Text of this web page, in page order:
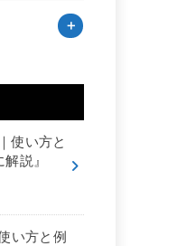
使い方と
説』
い方と例